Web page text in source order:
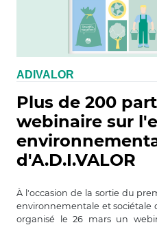
ADIVALOR
Plus de 200
webinaire sur
d'A.D.I.VALOR
À l'occasion de la sortie du
environnementale et sociétale
organisé le 26 mars un